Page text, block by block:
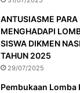
ANTUSIASME PARA
MENGHADAPI
SISWA DIKMEN
TAHUN 2025
29/07/2025
Pembukaan Lomba